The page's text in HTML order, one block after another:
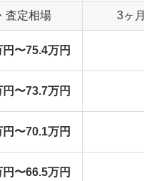
査定相場 3ヶ
〜75.4万円
〜73.7万円
〜70.1万円
〜66.5万円